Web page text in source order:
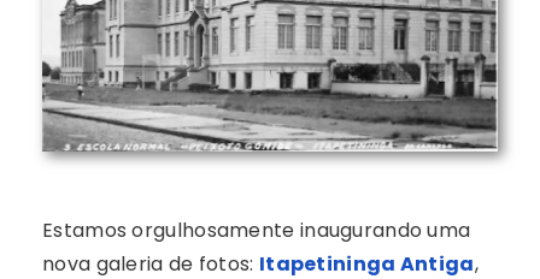
Estamos orgulhosamente inaugurando uma
nova galeria de fotos: Itapetininga Antiga,